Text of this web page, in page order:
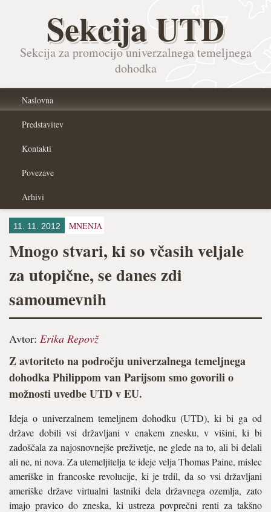
Sekcija UTD
Sekcija za promocijo univerzalnega temeljnega
dohodka
Naslovna
Predstavitev
Kontakti
Povezave
Arhivi
11. 11. 2012 MNENJA
Mnogo stvari, ki so včasih veljale
za utopične, se danes zdi
samoumevnih
Avtor: Erika Repovž
Z avtoriteto na področju univerzalnega temeljnega
dohodka Philippom van Parijsom smo govorili o
možnosti uvedbe UTD v EU.
Ideja o univerzalnem temeljnem dohodku (UTD), ki bi ga od
države dobili vsi državljani v enakem znesku, v višini, ki bi
zadoščala za najosnovnejše preživetje, ne glede na to, ali bi delali
ali ne, ni nova. Za utemeljitelja te ideje velja Thomas Paine, mislec
ameriške in francoske revolucije, ki je trdil, da so vsi državljani
ameriške države virtualni lastniki dela državnega ozemlja, zato
imajo pravico do zneska, ki ustreza povprečni renti za takšno